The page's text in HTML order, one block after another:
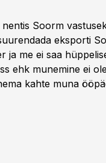
Soorm
eksporti
ja me ei saa
ehk munemine ei
kahte muna